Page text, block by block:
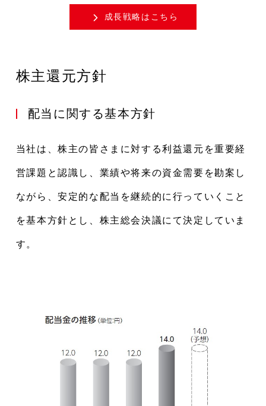
成長戦略はこちら
株主還元方針
配当に関する基本方針
当社は、株主の皆さまに対する利益還元を重要経
営課題と認識し、業績や将来の資金需要を勘案し
ながら、安定的な配当を継続的に行っていくこと
を基本方針とし、株主総会決議にて決定していま
す。